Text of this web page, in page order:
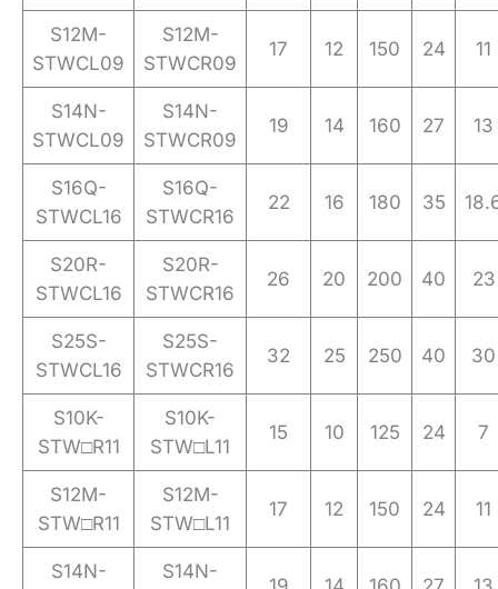
S12M-
STWCL09
S12M-
STWCR09
17 12 150 24 11
S14N-
STWCL09
S14N-
STWCR09
19 14 160 27 13
S16Q-
STWCL16
S16Q-
STWCR16
22 16 180 35
S20R-
STWCL16
S20R-
STWCR16
26 20 200 40 23
S25S-
STWCL16
S25S-
STWCR16
32 25 250 40 30
S10K-
STW□R11
S10K-
STW□L11
15 10 125 24 7
S12M-
STW□R11
S12M-
STW□L11
17 12 150 24 11
S14N- S14N-